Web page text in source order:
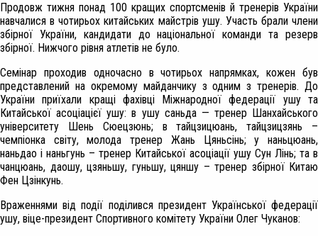
Продовж тижня понад 100 кращих спортсменів й тренерів України
навчалися в чотирьох китайських майстрів ушу. Участь брали члени
збірної України, кандидати до національної команди та резерв
збірної. Нижчого рівня атлетів не було.
Семінар проходив одночасно в чотирьох напрямках, кожен був
представлений на окремому майданчику з одним з тренерів. До
України приїхали кращі фахівці Міжнародної федерації ушу та
Китайської асоціацієї ушу: в ушу саньда — тренер Шанхайського
університету Шень Сюецзюнь; в тайцзицюань, тайцзицзянь –
чемпіонка світу, молода тренер Жань Цяньсінь; у наньцюань,
наньдао і наньгунь – тренер Китайської асоціації ушу Сун Лінь; та в
чанцюань, даошу, цзяньшу, гуньшу, цяншу – тренер збірної Китаю
Фен Цзінкунь.
Враженнями від події поділився президент Української федерації
ушу, віце-президент Спортивного комітету України Олег Чуканов: